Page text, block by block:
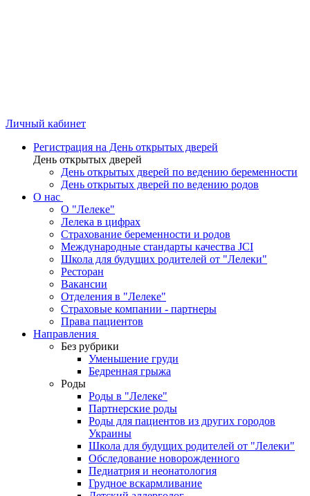
Личный кабинет
Регистрация на День открытых дверей
День открытых дверей
День открытых дверей по ведению беременности
День открытых дверей по ведению родов
О нас
О "Лелеке"
Лелека в цифрах
Страхование беременности и родов
Международные стандарты качества JCI
Школа для будущих родителей от "Лелеки"
Ресторан
Вакансии
Отделения в "Лелеке"
Страховые компании - партнеры
Права пациентов
Направления
Без рубрики
Уменьшение груди
Бедренная грыжа
Роды
Роды в "Лелеке"
Партнерские роды
Роды для пациентов из других городов
Украины
Школа для будущих родителей от "Лелеки"
Обследование новорожденного
Педиатрия и неонатология
Грудное вскармливание